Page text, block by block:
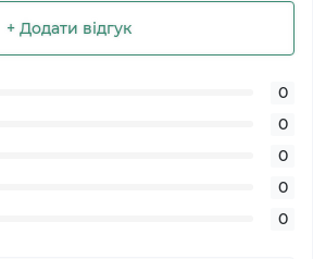
+ Додати відгук
0
0
0
0
0